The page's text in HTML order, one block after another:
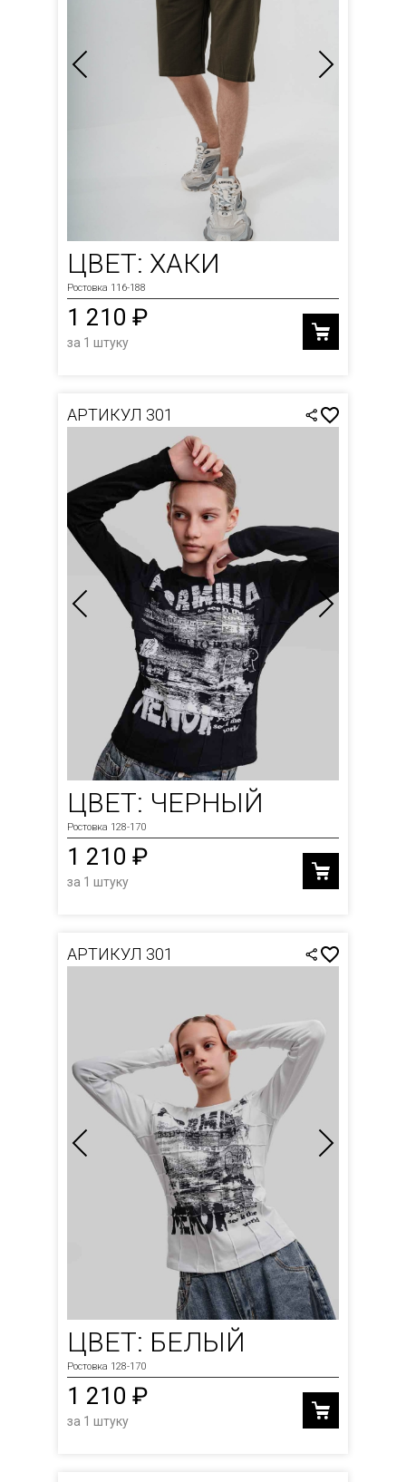
ЦВЕТ: ХАКИ
Ростовка 116-188
1 210 ₽
за 1 штуку
АРТИКУЛ 301
ЦВЕТ: ЧЕРНЫЙ
Ростовка 128-170
1 210 ₽
за 1 штуку
АРТИКУЛ 301
ЦВЕТ: БЕЛЫЙ
Ростовка 128-170
1 210 ₽
за 1 штуку